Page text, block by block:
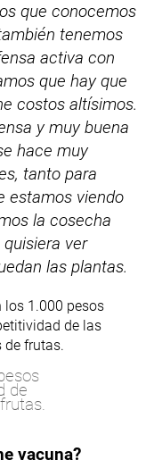
que conocemos
tenemos
activa con
que hay que
costos altísimos.
y muy buena
hace muy
tanto para
estamos viendo
la cosecha
ver
las plantas.
de
vacuna?